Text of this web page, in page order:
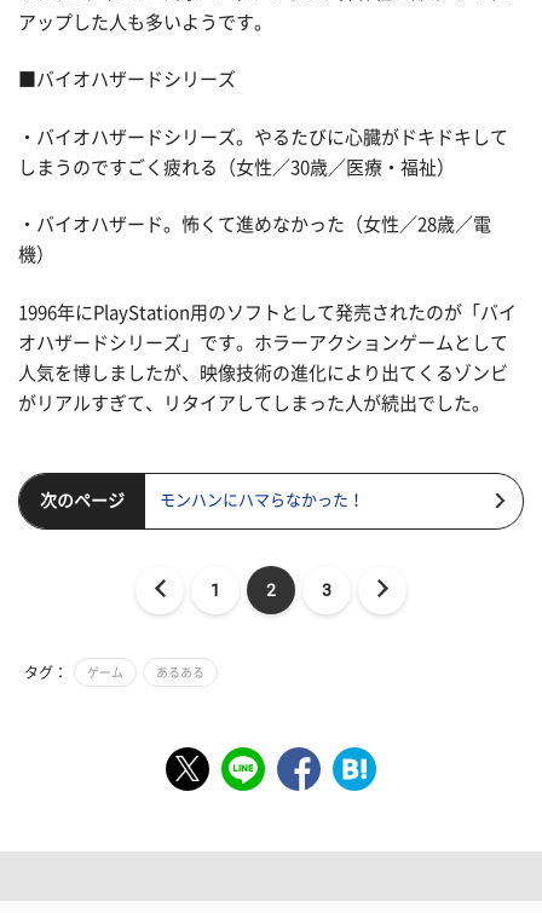
アップした人も多いようです。
■バイオハザードシリーズ
・バイオハザードシリーズ。やるたびに心臓がドキドキして
しまうのですごく疲れる（女性／30歳／医療・福祉）
・バイオハザード。怖くて進めなかった（女性／28歳／電
機）
1996年にPlayStation用のソフトとして発売されたのが「バイ
オハザードシリーズ」です。ホラーアクションゲームとして
人気を博しましたが、映像技術の進化により出てくるゾンビ
がリアルすぎて、リタイアしてしまった人が続出でした。
次のページ モンハンにハマらなかった！
1 2 3
タグ： ゲーム あるある